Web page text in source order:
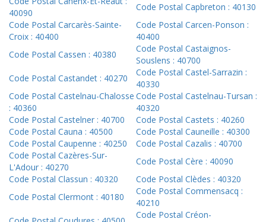
40090
Code Postal Capbreton : 40130
Code Postal Carcarès-Sainte-
Croix : 40400
Code Postal Carcen-Ponson :
40400
Code Postal Cassen : 40380
Code Postal Castaignos-
Souslens : 40700
Code Postal Castandet : 40270
Code Postal Castel-Sarrazin :
40330
Code Postal Castelnau-Chalosse
: 40360
Code Postal Castelnau-Tursan :
40320
Code Postal Castelner : 40700
Code Postal Castets : 40260
Code Postal Cauna : 40500
Code Postal Cauneille : 40300
Code Postal Caupenne : 40250
Code Postal Cazalis : 40700
Code Postal Cazères-Sur-
L'Adour : 40270
Code Postal Cère : 40090
Code Postal Classun : 40320
Code Postal Clèdes : 40320
Code Postal Clermont : 40180
Code Postal Commensacq :
40210
Code Postal Créon-